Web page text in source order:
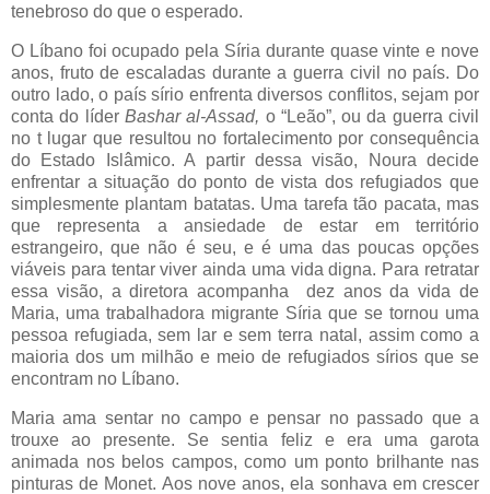
tenebroso do que o esperado.
O Líbano foi ocupado pela Síria durante quase vinte e nove
anos, fruto de escaladas durante a guerra civil no país. Do
outro lado, o país sírio enfrenta diversos conflitos, sejam por
conta do líder Bashar al-Assad, o “Leão”, ou da guerra civil
no t lugar que resultou no fortalecimento por consequência
do Estado Islâmico. A partir dessa visão, Noura decide
enfrentar a situação do ponto de vista dos refugiados que
simplesmente plantam batatas. Uma tarefa tão pacata, mas
que representa a ansiedade de estar em território
estrangeiro, que não é seu, e é uma das poucas opções
viáveis para tentar viver ainda uma vida digna. Para retratar
essa visão, a diretora acompanha dez anos da vida de
Maria, uma trabalhadora migrante Síria que se tornou uma
pessoa refugiada, sem lar e sem terra natal, assim como a
maioria dos um milhão e meio de refugiados sírios que se
encontram no Líbano.
Maria ama sentar no campo e pensar no passado que a
trouxe ao presente. Se sentia feliz e era uma garota
animada nos belos campos, como um ponto brilhante nas
pinturas de Monet. Aos nove anos, ela sonhava em crescer